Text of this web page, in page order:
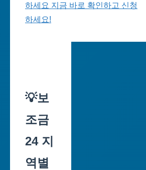
하세요 지금 바로 확인하고 신청
하세요!
💡보
조금
24 지
역별